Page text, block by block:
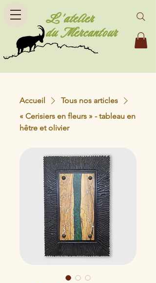
L'atelier
du Mercantour
Accueil
Tous nos articles
« Cerisiers en fleurs » - tableau en
hêtre et olivier